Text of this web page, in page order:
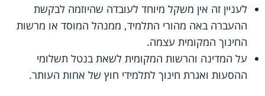
לעניין זה אין משקל מיוחד לעובדה שהיוזמה לבקשת
ההעברה באה מהורי התלמיד, ממנהל המוסד או מרשות
החינוך המקומית עצמה.
על המדינה והרשות המקומית לשאת בנטל תשלומי
ההסעות ואגרת חינוך לתלמידי חוץ של אחות העותר.